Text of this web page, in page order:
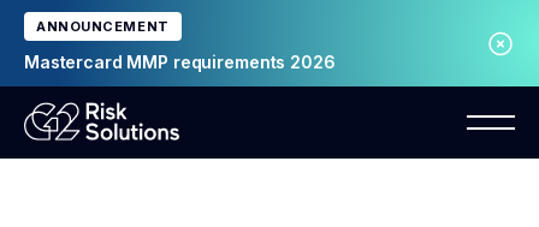
ANNOUNCEMENT
Mastercard MMP requirements 2026